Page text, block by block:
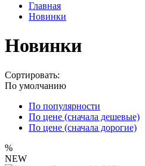
Главная
Новинки
Новинки
Сортировать:
По умолчанию
По популярности
По цене (сначала дешевые)
По цене (сначала дорогие)
%
NEW